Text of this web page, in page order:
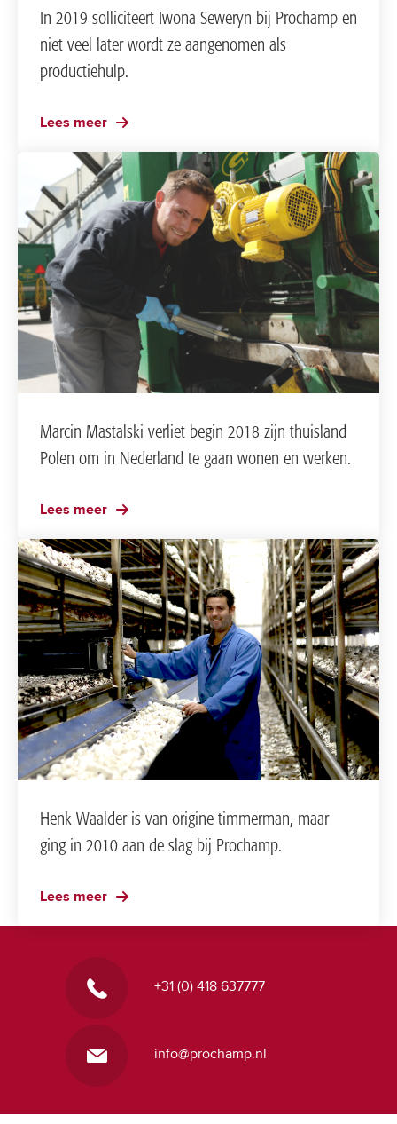
In 2019 solliciteert Iwona Seweryn bij Prochamp en
niet veel later wordt ze aangenomen als
productiehulp.
Lees meer
Marcin Mastalski verliet begin 2018 zijn thuisland
Polen om in Nederland te gaan wonen en werken.
Lees meer
Henk Waalder is van origine timmerman, maar
ging in 2010 aan de slag bij Prochamp.
Lees meer
+31 (0) 418 637777
info@prochamp.nl